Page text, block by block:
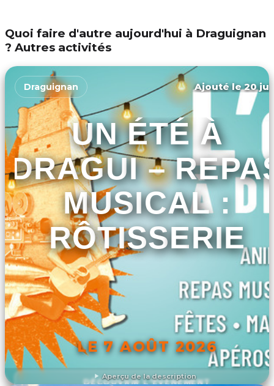
Quoi faire d'autre aujourd'hui à Draguignan
? Autres activités
Aperçu de la description
Draguignan Ajouté le 20
UN ÉTÉ À
DRAGUI –
MUSICAL :
RÔTISSERIE
LE 7 AOÛT 2026
DÉCOUVRIR L'ÉVÉNEMENT